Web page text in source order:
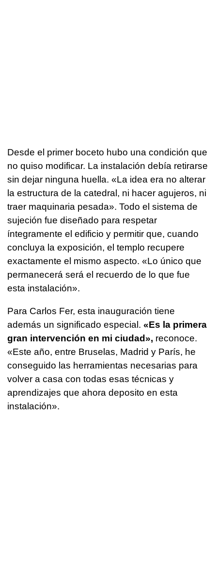
Desde el primer boceto hubo una condición que
no quiso modificar. La instalación debía retirarse
sin dejar ninguna huella. «La idea era no alterar
la estructura de la catedral, ni hacer agujeros, ni
traer maquinaria pesada». Todo el sistema de
sujeción fue diseñado para respetar
íntegramente el edificio y permitir que, cuando
concluya la exposición, el templo recupere
exactamente el mismo aspecto. «Lo único que
permanecerá será el recuerdo de lo que fue
esta instalación».
Para Carlos Fer, esta inauguración tiene
además un significado especial. «Es la primera
gran intervención en mi ciudad», reconoce.
«Este año, entre Bruselas, Madrid y París, he
conseguido las herramientas necesarias para
volver a casa con todas esas técnicas y
aprendizajes que ahora deposito en esta
instalación».